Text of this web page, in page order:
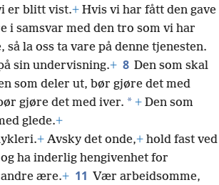
er blitt vist.+ Hvis vi har fått den gave
i samsvar med den tro som vi har
la oss ta vare på denne tjenesten.
sin undervisning.+ 8 Den som skal
som deler ut, bør gjøre det med
gjøre det med iver. * + Den som
glede.+
+ Avsky det onde,+ hold fast ved
ha inderlig hengivenhet for
ære.+ 11 Vær arbeidsomme,